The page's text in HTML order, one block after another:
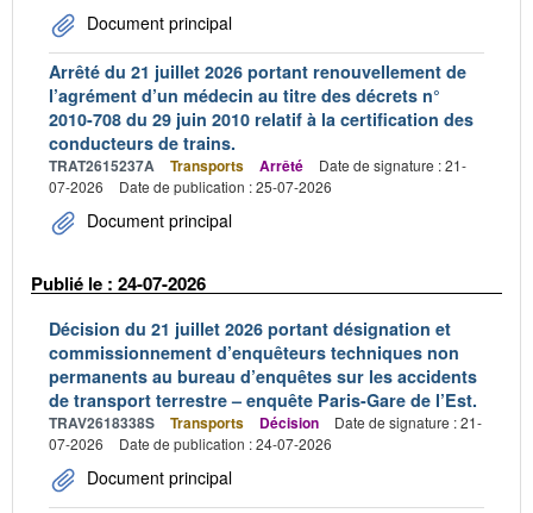
Document principal
Arrêté du 21 juillet 2026 portant renouvellement de
l’agrément d’un médecin au titre des décrets n°
2010-708 du 29 juin 2010 relatif à la certification des
conducteurs de trains.
TRAT2615237A Transports Arrêté
Date de signature : 21-
07-2026
Date de publication : 25-07-2026
Document principal
Publié le : 24-07-2026
Décision du 21 juillet 2026 portant désignation et
commissionnement d’enquêteurs techniques non
permanents au bureau d’enquêtes sur les accidents
de transport terrestre – enquête Paris-Gare de l’Est.
TRAV2618338S Transports Décision
Date de signature : 21-
07-2026
Date de publication : 24-07-2026
Document principal